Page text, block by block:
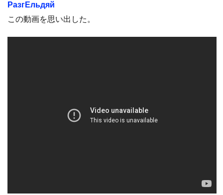
РазгЕльдяй
この動画を思い出した。